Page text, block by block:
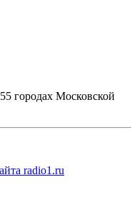
городах Московской
radio1.ru